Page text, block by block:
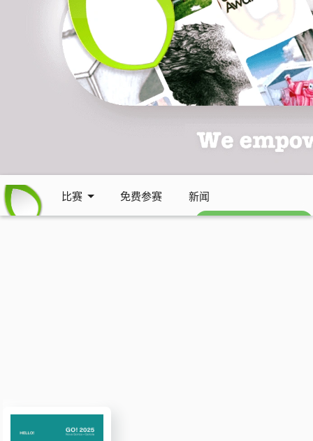
比赛 免费参赛 新闻
免费每周通讯 (英文)